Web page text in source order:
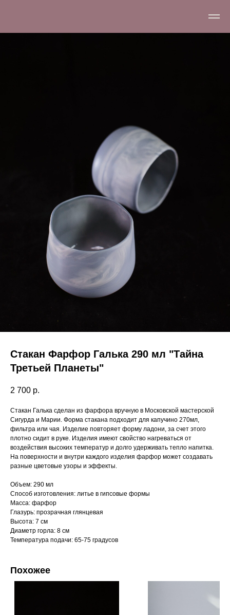
Стакан Фарфор Галька 290 мл "Тайна
Третьей Планеты"
2 700 р.
Стакан Галька сделан из фарфора вручную в Московской мастерской
Сигурда и Марии. Форма стакана подходит для капучино 270мл,
фильтра или чая. Изделие повторяет форму ладони, за счет этого
плотно сидит в руке. Изделия имеют свойство нагреваться от
воздействия высоких температур и долго удерживать тепло напитка.
На поверхности и внутри каждого изделия фарфор может создавать
разные цветовые узоры и эффекты.
Объем: 290 мл
Способ изготовления: литье в гипсовые формы
Масса: фарфор
Глазурь: прозрачная глянцевая
Высота: 7 см
Диаметр горла: 8 см
Температура подачи: 65-75 градусов
Похожее